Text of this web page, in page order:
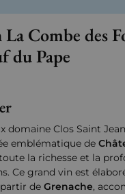
La Combe des
du Pape
domaine Clos Saint
emblématique de
la richesse et la
Ce grand vin est
de Grenache,